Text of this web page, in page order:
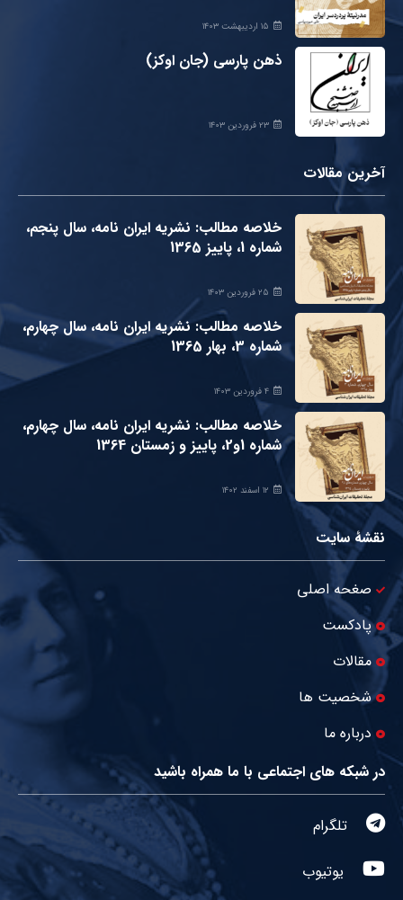
۱۵ اردیبهشت ۱۴۰۳
ذهن پارسی (جان اوکز)
۲۳ فروردین ۱۴۰۳
آخرین مقالات
خلاصه مطالب: نشریه ایران نامه، سال پنجم،
شماره 1، پاییز 1365
۲۵ فروردین ۱۴۰۳
خلاصه مطالب: نشریه ایران نامه، سال چهارم،
شماره 3، بهار 1365
۴ فروردین ۱۴۰۳
خلاصه مطالب: نشریه ایران نامه، سال چهارم،
شماره 1و2، پاییز و زمستان 1364
۱۲ اسفند ۱۴۰۲
نقشۀ سایت
صغحه اصلی
پادکست
مقالات
شخصیت ها
درباره ما
در شبکه های اجتماعی با ما همراه باشید
تلگرام
یوتیوب